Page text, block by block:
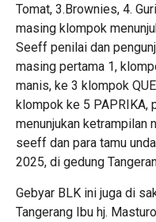
Tomat, 3.Brownies, 4.
masing klompok
Seeff penilai dan
masing pertama 1,
manis, ke 3 klompok
klompok ke 5 PAPRIKA,
menunjukan ketrampilan
seeff dan para tamu
2025, di gedung
Gebyar BLK ini juga di
Tangerang Ibu hj.